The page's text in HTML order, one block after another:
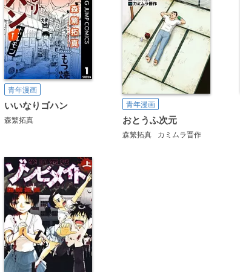
青年漫画
いいなりゴハン
森繁拓真
青年漫画
おとうふ次元
森繁拓真 カミムラ晋作